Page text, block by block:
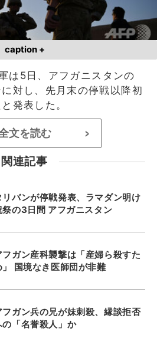
caption +
は5日、アフガニスタンの
対し、先月末の停戦以降初
発表した。
文を読む >
関連記事
リバンが停戦発表、ラマダン明け
祭の3日間 アフガニスタン
フガン産科襲撃は「産婦ら殺すた
」 国境なき医師団が非難
フガン兵の兄が妹刺殺、縁談拒否
の「名誉殺人」か